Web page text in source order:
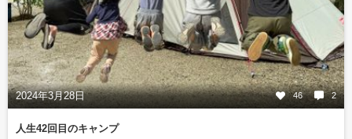
2024年3月28日 46 2
人生42回目のキャンプ